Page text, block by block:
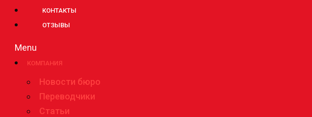
КОНТАКТЫ
ОТЗЫВЫ
Menu
КОМПАНИЯ
Новости бюро
Переводчики
Статьи